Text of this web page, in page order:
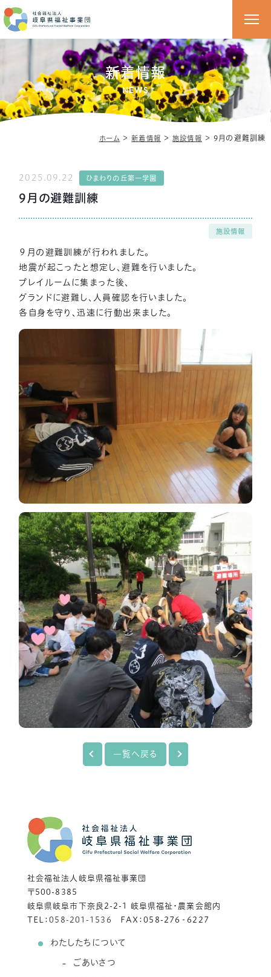
新着情報
NEWS
ホーム ＞新着情報 ＞施設情報 ＞9月の避難訓練
2025.09.22 ひまわりの丘第一学園
9月の避難訓練
施設情報
９月の避難訓練が行われました。
地震が起こったと想定し、避難を行いました。
プレイルームに集まった後、
グランドに避難し、人員確認を行いました。
各自身を守り、迅速に行動出来ました。
一覧へ戻る
社会福祉法人岐阜県福祉事業団
〒500-8385
岐阜県岐阜市下奈良2-2-1 岐阜県福祉・農業会館内
TEL：058-201-1536 FAX：058-276‐6227
わたしたちについて
ごあいさつ